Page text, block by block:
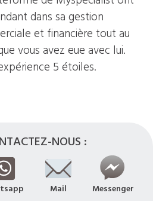
dans sa gestion
et financière tout au
vous avez eue avec lui.
5 étoiles.
NOUS :
Mail Messenger